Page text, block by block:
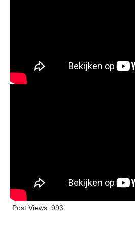
Post Views: 993